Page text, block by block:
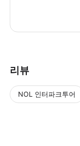
리뷰
NOL 인터파크투어